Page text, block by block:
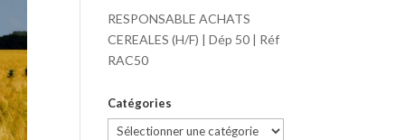
RESPONSABLE ACHATS
CEREALES (H/F) | Dép 50 | Réf
RAC50
Catégories
Catégories